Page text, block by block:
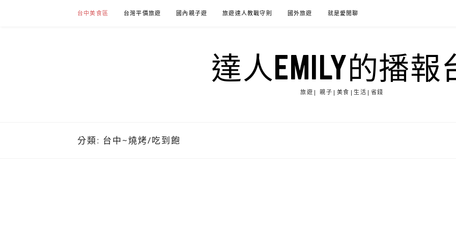
台中美食區 台灣平價旅遊 國內親子遊 旅遊達人教戰守則 國外旅遊 就是愛閒聊
達人EMILY的播報
旅遊| 親子|美食|生活|省錢
分類: 台中~燒烤/吃到飽